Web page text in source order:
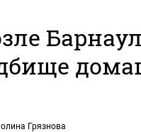
Грязнова